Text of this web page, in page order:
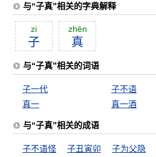
与“子真”相关的字典解释
zi
子
zhēn
真
与“子真”相关的词语
子一代 子不语
真一
真一酒
与“子真”相关的成语
子不语怪 子丑寅卯 子为父隐